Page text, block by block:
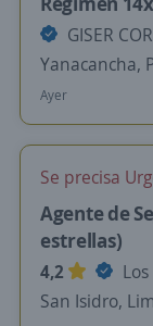
GISER
Yanacancha,
Ayer
Se precisa
Agente de
estrellas)
4,2
San Isidro,